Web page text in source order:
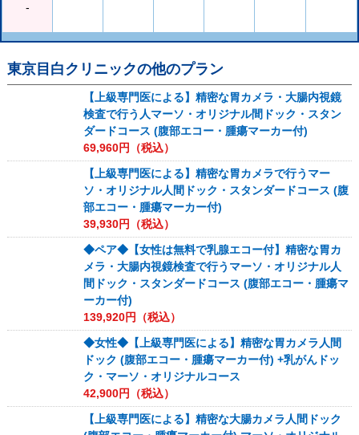
-
東京目白クリニックの他のプラン
【上級専門医による】精密な胃カメラ・大腸内視鏡
検査で行う人マーソ・オリジナル間ドック・スタン
ダードコース (腹部エコー・腫瘍マーカー付)
69,960円（税込）
【上級専門医による】精密な胃カメラで行うマー
ソ・オリジナル人間ドック・スタンダードコース (腹
部エコー・腫瘍マーカー付)
39,930円（税込）
◆ペア◆【女性は無料で乳腺エコー付】精密な胃カ
メラ・大腸内視鏡検査で行うマーソ・オリジナル人
間ドック・スタンダードコース (腹部エコー・腫瘍マ
ーカー付)
139,920円（税込）
◆女性◆【上級専門医による】精密な胃カメラ人間
ドック (腹部エコー・腫瘍マーカー付) +乳がんドッ
ク・マーソ・オリジナルコース
42,900円（税込）
【上級専門医による】精密な大腸カメラ人間ドック